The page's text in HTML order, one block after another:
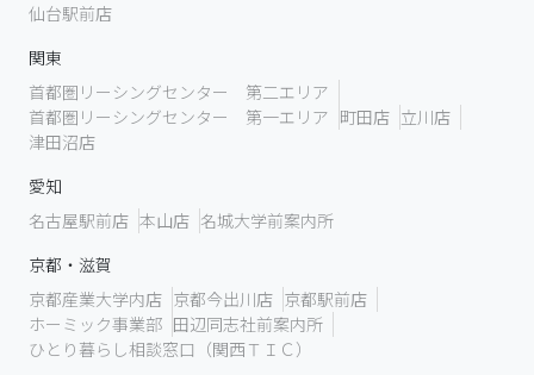
仙台駅前店
関東
首都圏リーシングセンター 第二エリア
首都圏リーシングセンター 第一エリア 町田店 立川店
津田沼店
愛知
名古屋駅前店 本山店 名城大学前案内所
京都・滋賀
京都産業大学内店 京都今出川店 京都駅前店
ホーミック事業部 田辺同志社前案内所
ひとり暮らし相談窓口（関西ＴＩＣ）